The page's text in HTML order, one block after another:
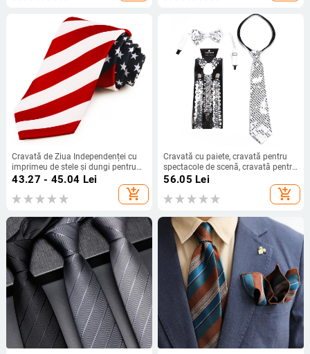
Cravată de Ziua Independenței cu
imprimeu de stele și dungi pentru
bărbați, Amazon AliExpress,
vânzare transfrontalieră TEMU,
vânzare en-gros
43.27 - 45.04 Lei
add_shopping_cart
Cravată cu paiete, cravată pentru
spectacole de scenă, cravată pentru
bărbați și fete, set general de
cravate de înaltă calitate, set de trei
piese
56.05 Lei
add_shopping_cart